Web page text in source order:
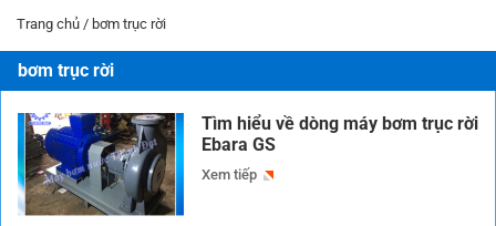
Trang chủ / bơm trục rời
bơm trục rời
Tìm hiểu về dòng máy bơm trục rời
Ebara GS
Xem tiếp